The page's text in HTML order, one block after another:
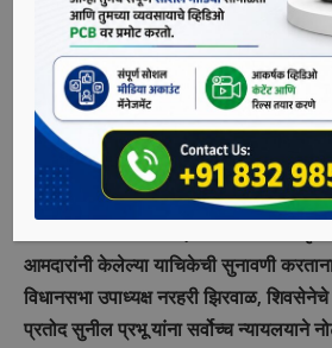
आजच बंडखोर आमदारांकडून सरकारचा पाठिंबा
जाणार असल्याचे वृत्त आहे. दरम्यान, सरकार
करणार असल्याचे सांगण्यात आले. नविन
स्थापन होण्याची शक्यता वर्तविली जात आहे.
निकालाचे जल्लोषात स्वागत केले असून
वातावरण आहे.
आमदारांनी केलेल्या याचिकेची सुनावणी करताना
विधानसभा उपाध्यक्ष नरहरी झिरवाळ,
प्रतोद सुनील प्रभू यांना सर्वोच्च न्यायलयाने